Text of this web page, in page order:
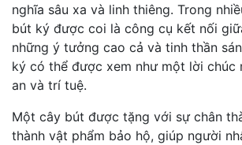
nghĩa sâu xa và linh thiêng. Trong
bút ký được coi là công cụ kết nối
những ý tưởng cao cả và tinh thần
ký có thể được xem như một lời chúc
an và trí tuệ.
Một cây bút được tặng với sự chân
thành vật phẩm bảo hộ, giúp người